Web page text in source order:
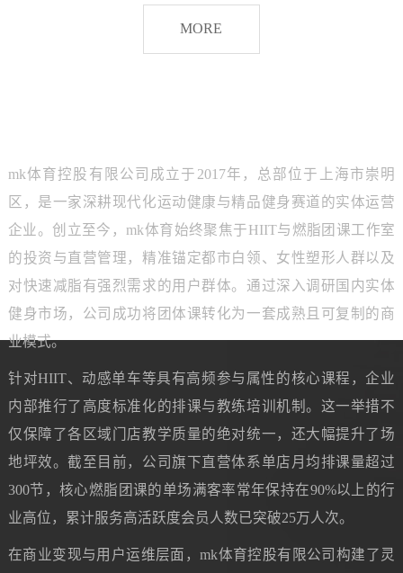
MORE
mk体育控股有限公司成立于2017年，总部位于上海市崇明
区，是一家深耕现代化运动健康与精品健身赛道的实体运营
企业。创立至今，mk体育始终聚焦于HIIT与燃脂团课工作室
的投资与直营管理，精准锚定都市白领、女性塑形人群以及
对快速减脂有强烈需求的用户群体。通过深入调研国内实体
健身市场，公司成功将团体课转化为一套成熟且可复制的商
业模式。
针对HIIT、动感单车等具有高频参与属性的核心课程，企业
内部推行了高度标准化的排课与教练培训机制。这一举措不
仅保障了各区域门店教学质量的绝对统一，还大幅提升了场
地坪效。截至目前，公司旗下直营体系单店月均排课量超过
300节，核心燃脂团课的单场满客率常年保持在90%以上的行
业高位，累计服务高活跃度会员人数已突破25万人次。
在商业变现与用户运维层面，mk体育控股有限公司构建了灵